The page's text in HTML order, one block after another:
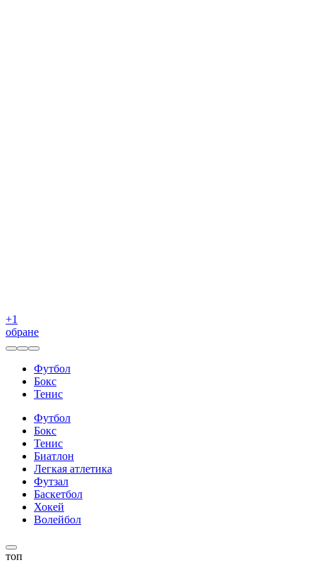
+1
обране
Футбол
Бокс
Тенис
Футбол
Бокс
Тенис
Биатлон
Легкая атлетика
Футзал
Баскетбол
Хокей
Волейбол
топ